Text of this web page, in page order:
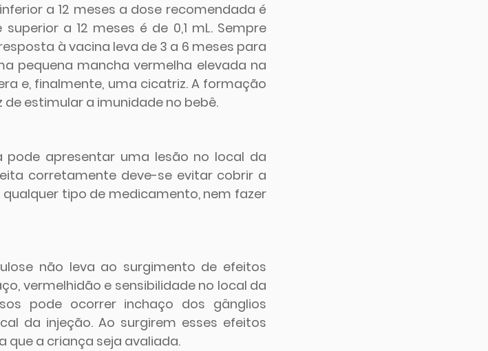
a 12 meses a dose recomendada é
a 12 meses é de 0,1 mL. Sempre
à vacina leva de 3 a 6 meses para
pequena mancha vermelha elevada na
e, finalmente, uma cicatriz. A formação
estimular a imunidade no bebê.
pode apresentar uma lesão no local da
corretamente deve-se evitar cobrir a
tipo de medicamento, nem fazer
não leva ao surgimento de efeitos
vermelhidão e sensibilidade no local da
pode ocorrer inchaço dos gânglios
da injeção. Ao surgirem esses efeitos
que a criança seja avaliada.